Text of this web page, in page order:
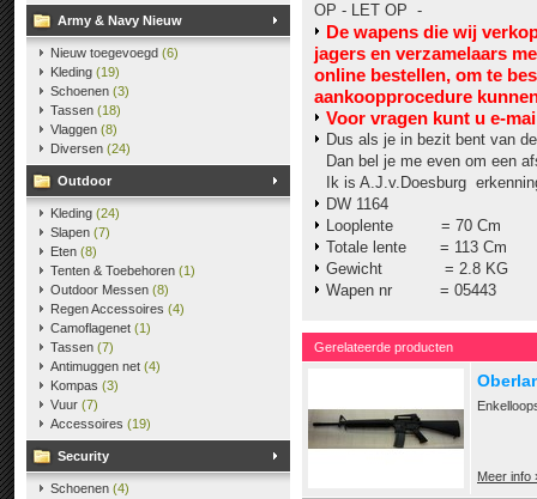
Army & Navy Nieuw
Nieuw toegevoegd (6)
Kleding (19)
Schoenen (3)
Tassen (18)
Vlaggen (8)
Diversen (24)
Outdoor
Kleding (24)
Slapen (7)
Eten (8)
Tenten & Toebehoren (1)
Outdoor Messen (8)
Regen Accessoires (4)
Camoflagenet (1)
Tassen (7)
Antimuggen net (4)
Kompas (3)
Vuur (7)
Accessoires (19)
Security
Schoenen (4)
OP - LET OP -
De wapens die wij
jagers en verzamelaars
online bestellen, om te
aankoopprocedure
Voor vragen kunt u e-
Dus als je in bezit bent van
Dan bel je me even om een
Ik is A.J.v.Doesburg
DW 1164
Looplente = 70 Cm
Totale lente = 113 Cm
Gewicht = 2.8 KG
Wapen nr = 05443
Gerelateerde producten
Meer info